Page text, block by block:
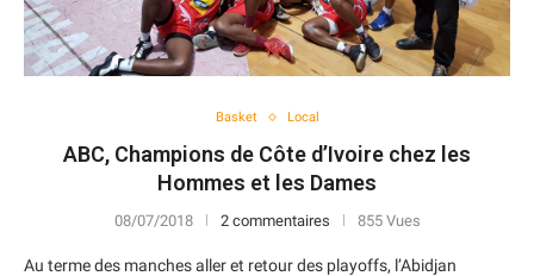
Basket Local
ABC, Champions de Côte d’Ivoire chez les
Hommes et les Dames
08/07/2018 2 commentaires 855 Vues
Au terme des manches aller et retour des playoffs, l’Abidjan